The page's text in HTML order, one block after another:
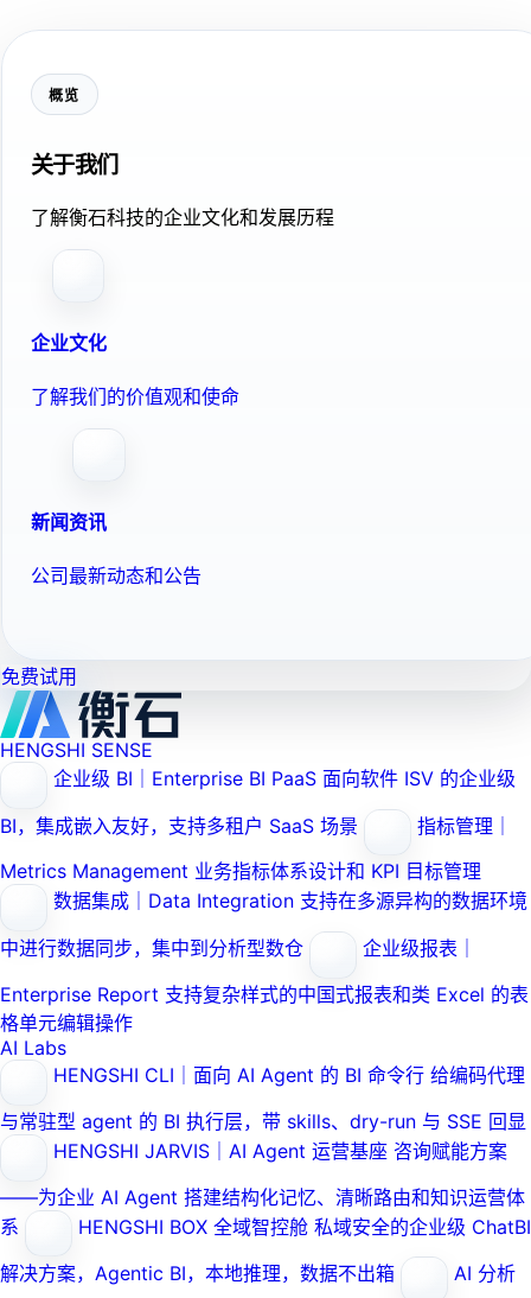
概览
关于我们
了解衡石科技的企业文化和发展历程
企业文化
了解我们的价值观和使命
新闻资讯
公司最新动态和公告
免费试用
HENGSHI SENSE
企业级 BI｜Enterprise BI PaaS 面向软件 ISV 的企业级
BI，集成嵌入友好，支持多租户 SaaS 场景
指标管理｜
Metrics Management 业务指标体系设计和 KPI 目标管理
数据集成｜Data Integration 支持在多源异构的数据环境
中进行数据同步，集中到分析型数仓
企业级报表｜
Enterprise Report 支持复杂样式的中国式报表和类 Excel 的表
格单元编辑操作
AI Labs
HENGSHI CLI｜面向 AI Agent 的 BI 命令行 给编码代理
与常驻型 agent 的 BI 执行层，带 skills、dry-run 与 SSE 回显
HENGSHI JARVIS｜AI Agent 运营基座 咨询赋能方案
——为企业 AI Agent 搭建结构化记忆、清晰路由和知识运营体
系
HENGSHI BOX 全域智控舱 私域安全的企业级 ChatBI
解决方案，Agentic BI，本地推理，数据不出箱
AI 分析